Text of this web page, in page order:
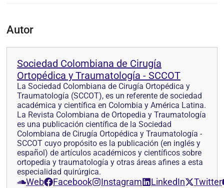
Autor
Sociedad Colombiana de Cirugía
Ortopédica y Traumatología - SCCOT
La Sociedad Colombiana de Cirugía Ortopédica y
Traumatología (SCCOT), es un referente de sociedad
académica y científica en Colombia y América Latina.
La Revista Colombiana de Ortopedia y Traumatología
es una publicación científica de la Sociedad
Colombiana de Cirugía Ortopédica y Traumatología -
SCCOT cuyo propósito es la publicación (en inglés y
español) de artículos académicos y científicos sobre
ortopedia y traumatología y otras áreas afines a esta
especialidad quirúrgica.
Web Facebook Instagram LinkedIn Twitter